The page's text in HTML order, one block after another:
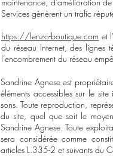
Services génèrent un trafic
https://lenzo-boutique.com et
du réseau Internet, des lignes
l’encombrement du réseau
Sandrine Agnese est
éléments accessibles sur le
sons. Toute reproduction,
du site, quel que soit le
Sandrine Agnese. Toute
sera considérée comme
articles L.335-2 et suivants du